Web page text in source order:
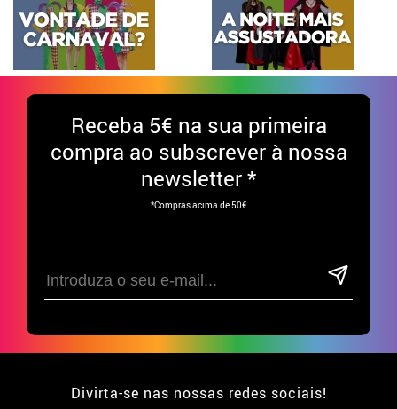
Receba 5€ na sua primeira
compra ao subscrever à nossa
newsletter *
*Compras acima de 50€
Divirta-se nas nossas redes sociais!